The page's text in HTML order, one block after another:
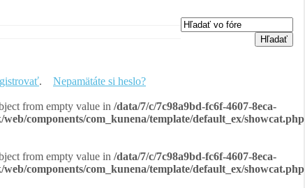
. Nepamätáte si heslo?
from empty value in /data/7/c/7c98a9bd-fc6f-4607-8eca-
web/components/com_kunena/template/default_ex/showcat.php
from empty value in /data/7/c/7c98a9bd-fc6f-4607-8eca-
web/components/com_kunena/template/default_ex/showcat.php